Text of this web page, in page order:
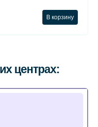
В корзину
центрах: